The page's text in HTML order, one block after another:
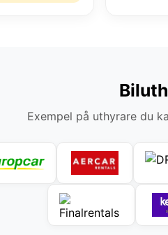
Exempel på uthyrare du